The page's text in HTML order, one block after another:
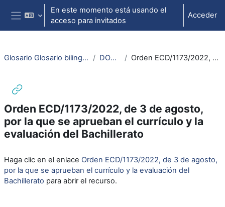
Salta al contenido principal
Panel lateral
En este momento está usando el
acceso para invitados
Acceder
Glosario Glosario bilingüe español-francés sobre legislación y normativa del sistema educativo DOCUMENTOS DE TRABAJO Orden ECD/1173/2022, de 3 de agosto, por la que se aprueban el currículo y la evaluación del Bachillerato
Orden ECD/1173/2022, de 3 de agosto,
por la que se aprueban el currículo y la
evaluación del Bachillerato
Haga clic en el enlace Orden ECD/1173/2022, de 3 de agosto,
por la que se aprueban el currículo y la evaluación del
Bachillerato para abrir el recurso.